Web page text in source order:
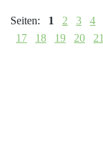
Seiten: 1 2 3 4
17
18 19 20 21